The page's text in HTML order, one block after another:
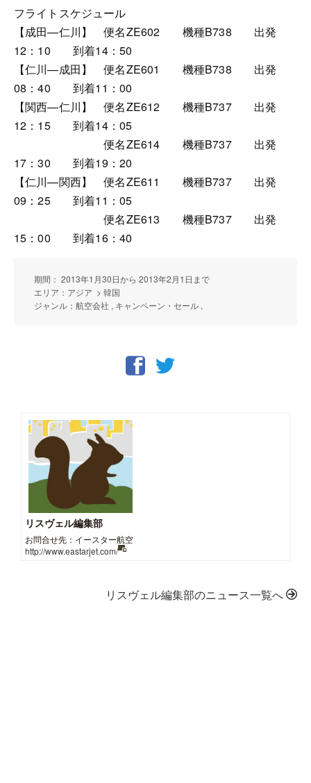
フライトスケジュール
【成田—仁川】 便名ZE602 機種B738 出発
12：10 到着14：50
【仁川—成田】 便名ZE601 機種B738 出発
08：40 到着11：00
【関西—仁川】 便名ZE612 機種B737 出発
12：15 到着14：05
便名ZE614 機種B737 出発
17：30 到着19：20
【仁川—関西】 便名ZE611 機種B737 出発
09：25 到着11：05
便名ZE613 機種B737 出発
15：00 到着16：40
期間： 2013年1月30日から 2013年2月1日まで
エリア：アジア > 韓国
ジャンル：航空会社 , キャンペーン・セール ,
リスヴェル編集部
お問合せ先：イースター航空
http://www.eastarjet.com/
リスヴェル編集部のニュース一覧へ